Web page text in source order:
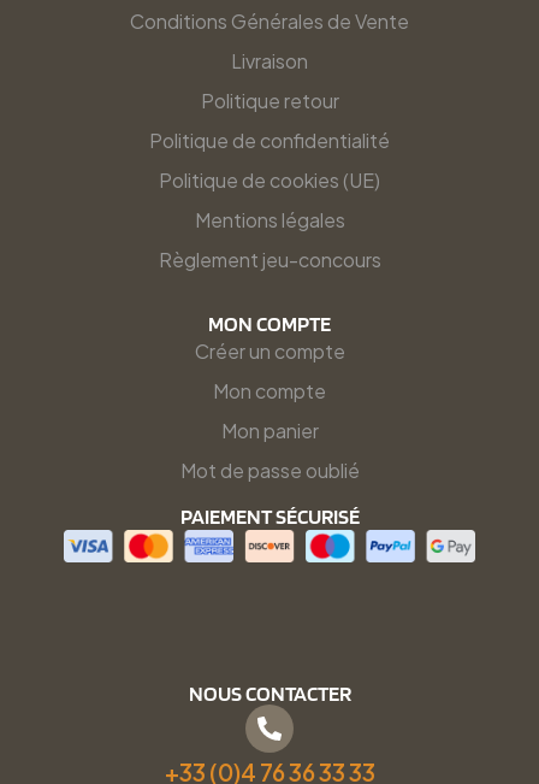
Conditions Générales de Vente
Livraison
Politique retour
Politique de confidentialité
Politique de cookies (UE)
Mentions légales
Règlement jeu-concours
MON COMPTE
Créer un compte
Mon compte
Mon panier
Mot de passe oublié
PAIEMENT SÉCURISÉ
NOUS CONTACTER
+33 (0)4 76 36 33 33